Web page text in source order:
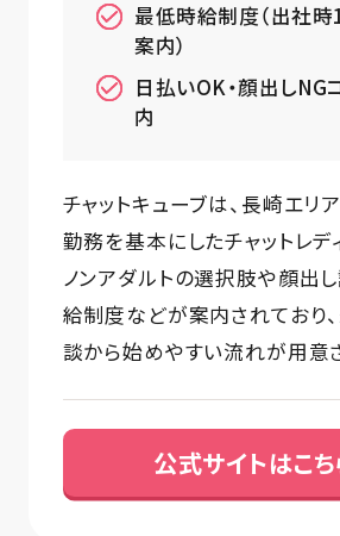
最低時給制度（出社
案内）
日払いOK・顔出しNG
内
チャットキューブは、長崎エリ
勤務を基本にしたチャットレデ
ノンアダルトの選択肢や顔出
給制度などが案内されており
談から始めやすい流れが用意
公式サイトはこち